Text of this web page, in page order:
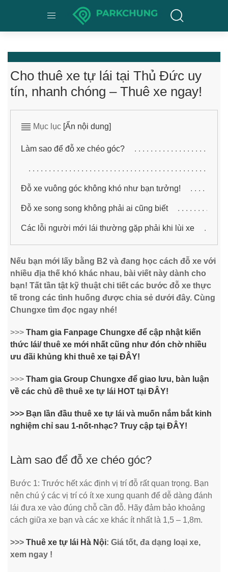
Cho thuê xe tự lái tại Thủ Đức uy
tín, nhanh chóng – Thuê xe ngay!
Mục lục [Ẩn nội dung]
Làm sao để đỗ xe chéo góc?
Đỗ xe vuông góc không khó như bạn tưởng!
Đỗ xe song song không phải ai cũng biết
Các lỗi người mới lái thường gặp phải khi lùi xe
Nếu bạn mới lấy bằng B2 và đang học cách đỗ xe với
nhiều địa thế khó khác nhau, bài viết này dành cho
bạn! Tất tần tật kỹ thuật chi tiết các bước đỗ xe thực
tế trong các tình huống được chia sẻ dưới đây. Cùng
Chungxe tìm đọc ngay nhé!
>>> Tham gia Fanpage Chungxe để cập nhật kiến
thức lái/ thuê xe mới nhất cũng như đón chờ nhiều
ưu đãi khủng khi thuê xe tại ĐÂY!
>>> Tham gia Group Chungxe để giao lưu, bàn luận
về các chủ đề thuê xe tự lái HOT tại ĐÂY!
>>> Bạn lần đầu thuê xe tự lái và muốn nắm bắt kinh
nghiệm chỉ sau 1-nốt-nhạc? Truy cập tại ĐÂY!
Làm sao để đỗ xe chéo góc?
Bước 1: Trước hết xác định vị trí đỗ rất quan trọng. Bạn
nên chú ý các vị trí có ít xe xung quanh để dễ dàng đánh
lái đưa xe vào đúng chỗ cần đỗ. Hãy đảm bảo khoảng
cách giữa xe bạn và các xe khác ít nhất là 1,5 – 1,8m.
>>> Thuê xe tự lái Hà Nội: Giá tốt, đa dạng loại xe,
xem ngay !